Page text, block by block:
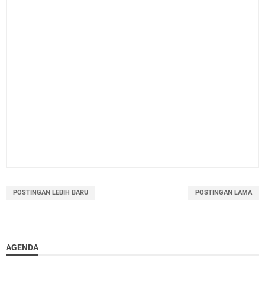
POSTINGAN LEBIH BARU POSTINGAN LAMA
AGENDA